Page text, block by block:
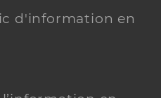
d'information en